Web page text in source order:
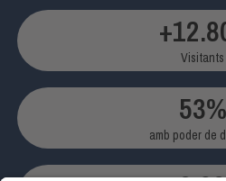
Visitants
+
amb poder de
53%